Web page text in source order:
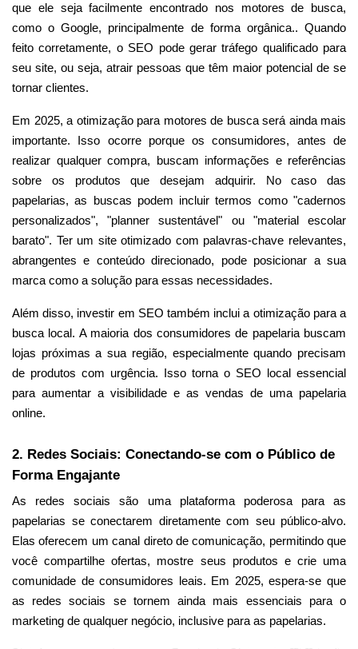
que ele seja facilmente encontrado nos motores de busca,
como o Google, principalmente de forma orgânica.. Quando
feito corretamente, o SEO pode gerar tráfego qualificado para
seu site, ou seja, atrair pessoas que têm maior potencial de se
tornar clientes.
Em 2025, a otimização para motores de busca será ainda mais
importante. Isso ocorre porque os consumidores, antes de
realizar qualquer compra, buscam informações e referências
sobre os produtos que desejam adquirir. No caso das
papelarias, as buscas podem incluir termos como "cadernos
personalizados", "planner sustentável" ou "material escolar
barato". Ter um site otimizado com palavras-chave relevantes,
abrangentes e conteúdo direcionado, pode posicionar a sua
marca como a solução para essas necessidades.
Além disso, investir em SEO também inclui a otimização para a
busca local. A maioria dos consumidores de papelaria buscam
lojas próximas a sua região, especialmente quando precisam
de produtos com urgência. Isso torna o SEO local essencial
para aumentar a visibilidade e as vendas de uma papelaria
online.
2. Redes Sociais: Conectando-se com o Público de
Forma Engajante
As redes sociais são uma plataforma poderosa para as
papelarias se conectarem diretamente com seu público-alvo.
Elas oferecem um canal direto de comunicação, permitindo que
você compartilhe ofertas, mostre seus produtos e crie uma
comunidade de consumidores leais. Em 2025, espera-se que
as redes sociais se tornem ainda mais essenciais para o
marketing de qualquer negócio, inclusive para as papelarias.